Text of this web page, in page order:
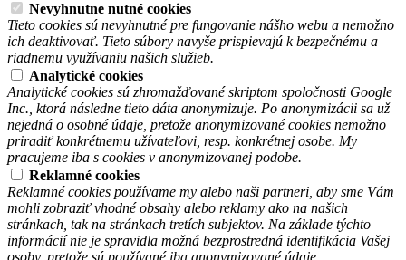
Nevyhnutne nutné cookies
Tieto cookies sú nevyhnutné pre fungovanie nášho webu a nemožno
ich deaktivovať. Tieto súbory navyše prispievajú k bezpečnému a
riadnemu využívaniu našich služieb.
Analytické cookies
Analytické cookies sú zhromažďované skriptom spoločnosti Google
Inc., ktorá následne tieto dáta anonymizuje. Po anonymizácii sa už
nejedná o osobné údaje, pretože anonymizované cookies nemožno
priradiť konkrétnemu užívateľovi, resp. konkrétnej osobe. My
pracujeme iba s cookies v anonymizovanej podobe.
Reklamné cookies
Reklamné cookies používame my alebo naši partneri, aby sme Vám
mohli zobraziť vhodné obsahy alebo reklamy ako na našich
stránkach, tak na stránkach tretích subjektov. Na základe týchto
informácií nie je spravidla možná bezprostredná identifikácia Vašej
osoby, pretože sú používané iba anonymizované údaje.